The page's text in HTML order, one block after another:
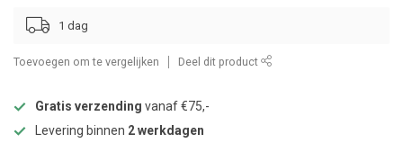
1 dag
Toevoegen om te vergelijken Deel dit product
Gratis verzending vanaf €75,-
Levering binnen 2 werkdagen